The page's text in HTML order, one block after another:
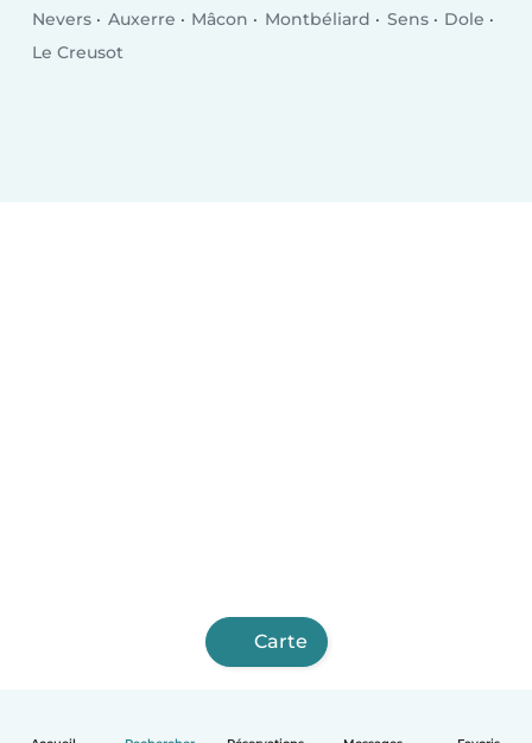
Nevers
Auxerre Mâcon Montbéliard Sens
Dole
Le Creusot
Carte